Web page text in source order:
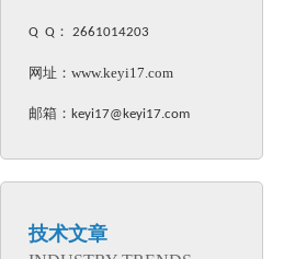
Q Q ： 2661014203
网址： www.keyi17.com
邮箱： keyi17@keyi17.com
技术文章